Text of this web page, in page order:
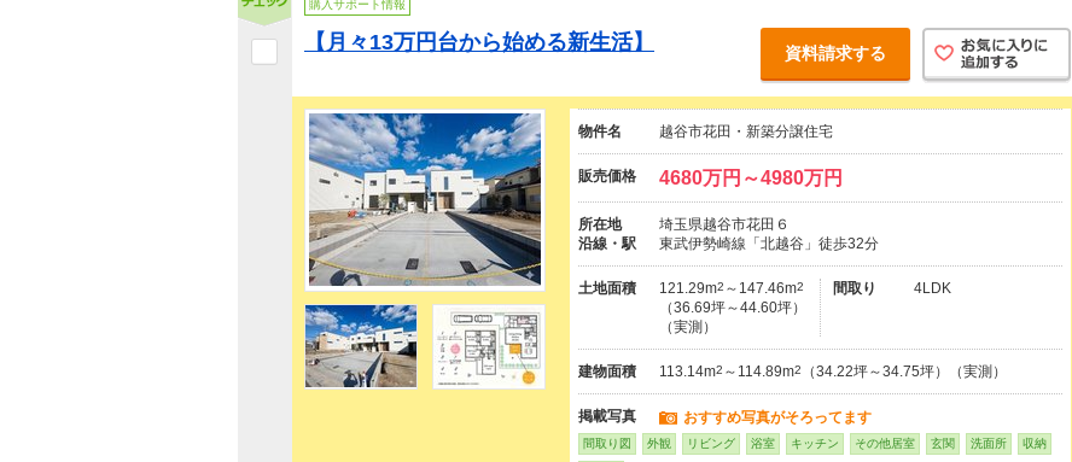
購入サポート情報
【月々13万円台から始める新生活】 資料請求する
物件名 越谷市花田・新築分譲住宅
販売価格 4680万円～4980万円
所在地
埼玉県越谷市花田６
沿線・駅
東武伊勢崎線「北越谷」徒歩32分
土地面積 121.29m2 ～147.46m2
（36.69坪～44.60坪）
（実測）
間取り 4LDK
建物面積 113.14m2 ～114.89m2 （34.22坪～34.75坪）（実測）
掲載写真 おすすめ写真がそろってます
間取り図 外観 リビング 浴室 キッチン その他居室 玄関 洗面所 収納